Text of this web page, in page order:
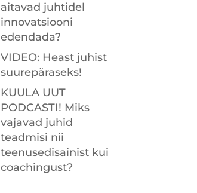
aitavad juhtidel
innovatsiooni
edendada?
VIDEO: Heast juhist
suurepäraseks!
KUULA UUT
PODCASTI! Miks
vajavad juhid
teadmisi nii
teenusedisainist kui
coachingust?